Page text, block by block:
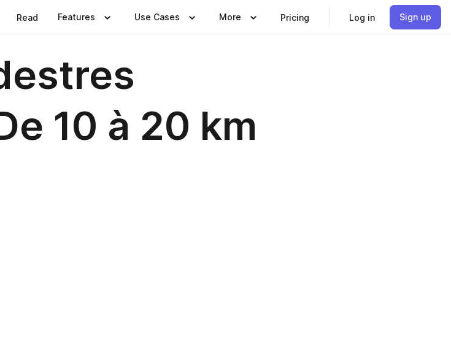
Read Features Use Cases More Pricing Log in Sign up
10 à 20 km